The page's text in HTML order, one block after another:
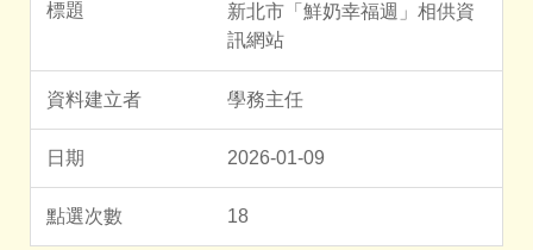
新北市「鮮奶幸福週」相供資
訊網站
學務主任
2026-01-09
18